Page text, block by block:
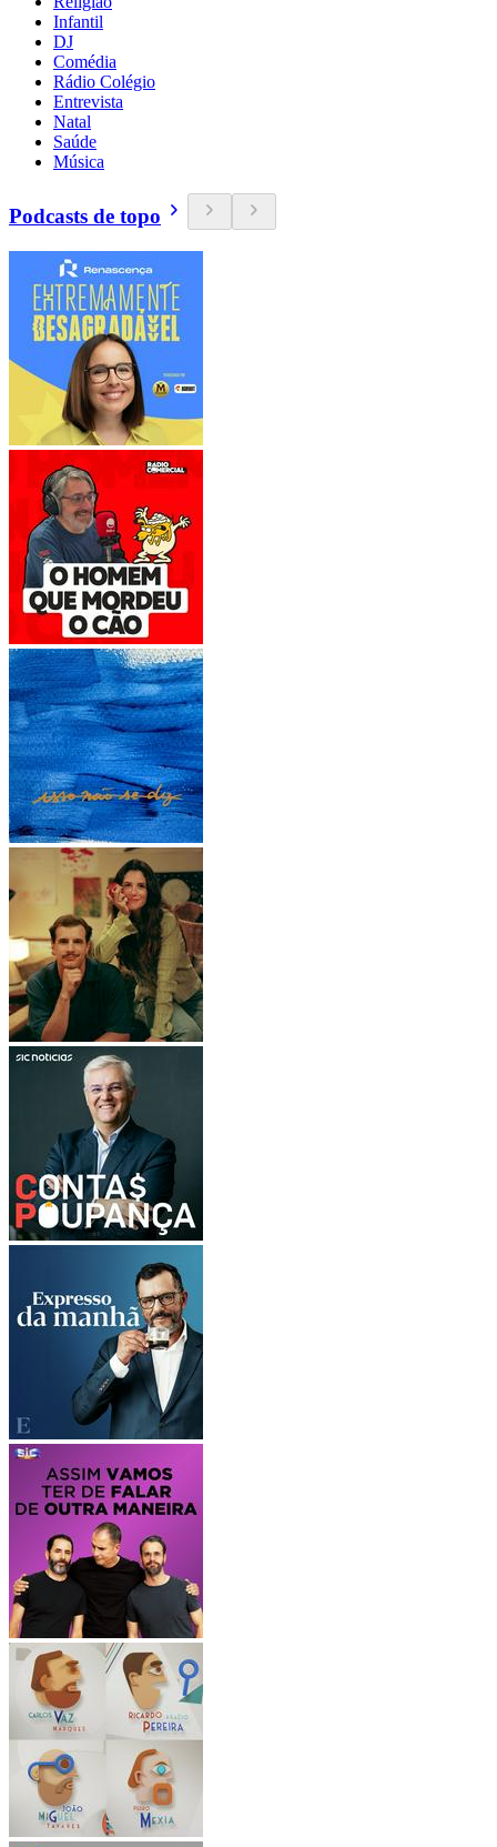
Infantil
DJ
Comédia
Rádio Colégio
Entrevista
Natal
Saúde
Música
Podcasts de topo